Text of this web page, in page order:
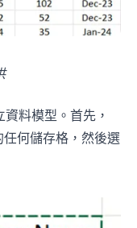
料模型。首先，
任何儲存格，然後選